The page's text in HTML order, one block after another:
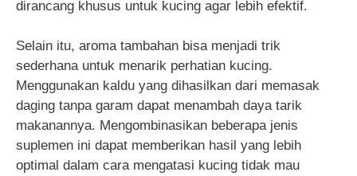
dirancang khusus untuk kucing agar lebih efektif.
Selain itu, aroma tambahan bisa menjadi trik
sederhana untuk menarik perhatian kucing.
Menggunakan kaldu yang dihasilkan dari memasak
daging tanpa garam dapat menambah daya tarik
makanannya. Mengombinasikan beberapa jenis
suplemen ini dapat memberikan hasil yang lebih
optimal dalam cara mengatasi kucing tidak mau